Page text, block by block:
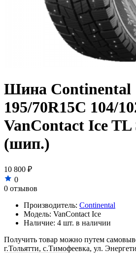
Шина Continental
195/70R15C 104/
VanContact Ice TL
(шип.)
10 800 ₽
0
0 отзывов
Производитель: Continental
Модель: VanContact Ice
Наличие: 4 шт. в наличии
Получить товар можно путем
г.Тольятти, с.Тимофеевка, ул.